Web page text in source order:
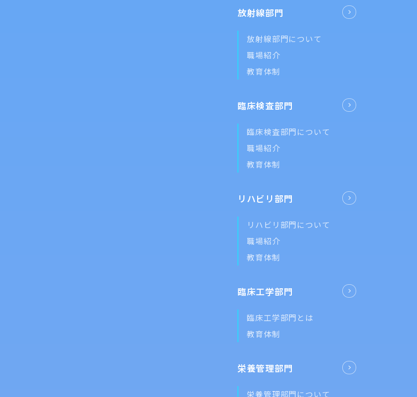
放射線部門
放射線部門について
職場紹介
教育体制
臨床検査部門
臨床検査部門について
職場紹介
教育体制
リハビリ部門
リハビリ部門について
職場紹介
教育体制
臨床工学部門
臨床工学部門とは
教育体制
栄養管理部門
栄養管理部門について